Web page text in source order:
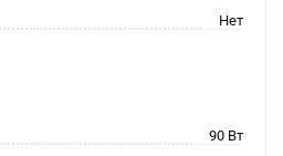
Нет
90 Вт